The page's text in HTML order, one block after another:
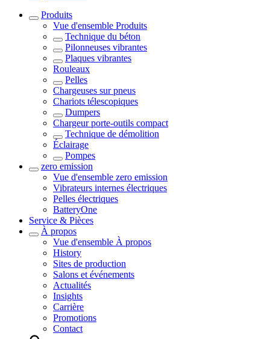
Produits
Vue d'ensemble Produits
Technique du béton
Pilonneuses vibrantes
Plaques vibrantes
Rouleaux
Pelles
Chargeuses sur pneus
Chariots télescopiques
Dumpers
Chargeur porte-outils compact
Technique de démolition
Éclairage
Pompes
zero emission
Vue d'ensemble zero emission
Vibrateurs internes électriques
Pelles électriques
BatteryOne
Service & Pièces
À propos
Vue d'ensemble À propos
History
Sites de production
Salons et événements
Actualités
Insights
Carrière
Promotions
Contact